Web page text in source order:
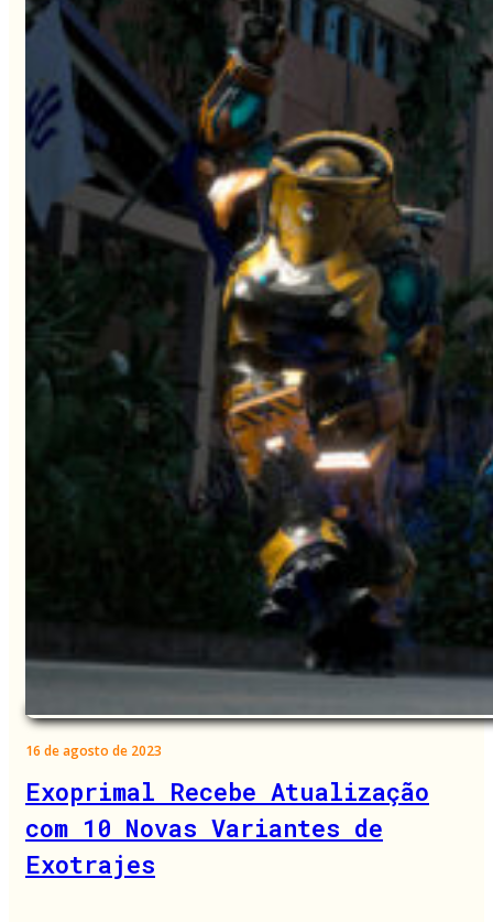
16 de agosto de 2023
Exoprimal Recebe Atualização
com 10 Novas Variantes de
Exotrajes